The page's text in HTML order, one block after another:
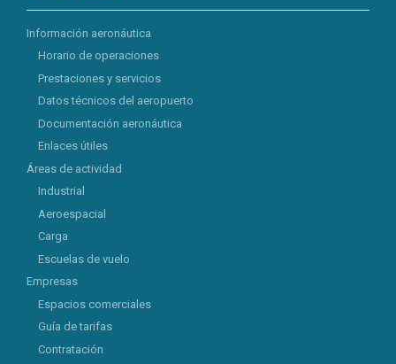
Información aeronáutica
Horario de operaciones
Prestaciones y servicios
Datos técnicos del aeropuerto
Documentación aeronáutica
Enlaces útiles
Áreas de actividad
Industrial
Aeroespacial
Carga
Escuelas de vuelo
Empresas
Espacios comerciales
Guía de tarifas
Contratación